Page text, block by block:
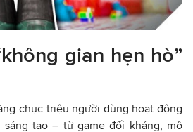
gian hẹn hò”
chục triệu người dùng hoạt động
tạo – từ game đối kháng, mô